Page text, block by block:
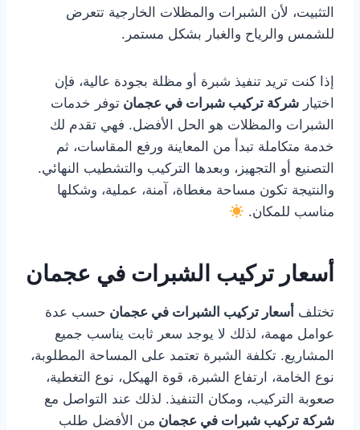
التثبيت، لأن الشبرات والمظلات الخارجية تتعرض
للشمس والرياح والغبار بشكل مستمر.
إذا كنت تريد تنفيذ شبرة أو مظلة بجودة عالية، فإن
اختيار شركة تركيب شبرات في عجمان توفر خدمات
الشبرات والمظلات هو الحل الأفضل. فهي تقدم لك
خدمة متكاملة تبدأ من المعاينة ورفع المقاسات، ثم
التصنيع أو التجهيز، وبعدها التركيب والتشطيب النهائي.
والنتيجة تكون مساحة مغطاة، آمنة، عملية، وشكلها
مناسب للمكان.
أسعار تركيب الشبرات في عجمان
تختلف أسعار تركيب الشبرات في عجمان حسب عدة
عوامل مهمة، لذلك لا يوجد سعر ثابت يناسب جميع
المشاريع. تكلفة الشبرة تعتمد على المساحة المطلوبة،
نوع الخامة، ارتفاع الشبرة، قوة الهيكل، نوع التغطية،
صعوبة التركيب، ومكان التنفيذ. لذلك عند التواصل مع
شركة تركيب شبرات في عجمان من الأفضل طلب